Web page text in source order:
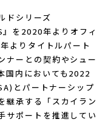
ドシリーズ
を2020年よりオフィ
よりタイトルパート
ナーとの契約やシュー
国内においても2022
とパートナーシップ
継承する「スカイラン
サポートを推進してい